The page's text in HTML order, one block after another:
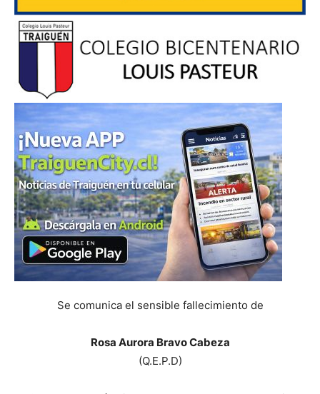
Se comunica el sensible fallecimiento de
Rosa Aurora Bravo Cabeza
(Q.E.P.D)